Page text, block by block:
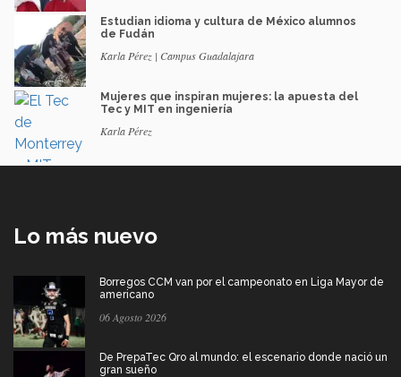
Estudian idioma y cultura de México alumnos
de Fudán
Karla Pérez | Campus Guadalajara
Mujeres que inspiran mujeres: la apuesta del
Tec y MIT en ingeniería
Karla Pérez
Lo más nuevo
Borregos CCM van por el campeonato en Liga Mayor de
americano
06 Agosto 2026
De PrepaTec Qro al mundo: el escenario donde nació un
gran sueño